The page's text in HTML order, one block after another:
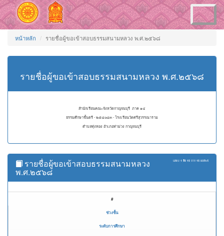
Toggle
navigation
หน้าหลัก รายชื่อผู้ขอเข้าสอบธรรมสนามหลวง พ.ศ.๒๕๖๘
รายชื่อผู้ขอเข้าสอบธรรมสนามหลวง พ.ศ.๒๕๖๘
สำนักเรียนคณะจังหวัดกาญจนบุรี ภาค ๑๔
ธรรมศึกษาชั้นตรี - ๒๕๘๐๘๓ - โรงเรียนวัดศรีสุวรรณาราม
ตำบลทุ่งทอง อำเภอท่าม่วง กาญจนบุรี
แสดง 1 ถึง 15 จาก 15 ผลลัพธ์
รายชื่อผู้ขอเข้าสอบธรรมสนามหลวง
พ.ศ.๒๕๖๘
#
ช่วงชั้น
ระดับการศึกษา